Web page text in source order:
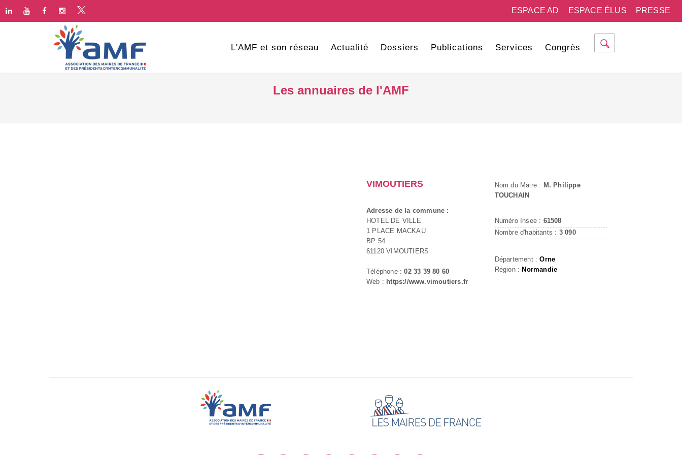
PRESSE
ESPACE ÉLUS
ESPACE AD
L'AMF et son réseau Actualité Dossiers Publications Services Congrès
Les annuaires de l'AMF
VIMOUTIERS
Adresse de la commune :
HOTEL DE VILLE
1 PLACE MACKAU
BP 54
61120 VIMOUTIERS
Téléphone :02 33 39 80 60
Web : https://www.vimoutiers.fr
Nom du Maire : M. Philippe
TOUCHAIN
Numéro Insee : 61508
Nombre d'habitants : 3 090
Département :Orne
Région : Normandie